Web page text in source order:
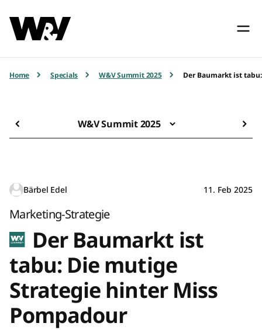
Home Specials W&V Summit 2025 Der Baumarkt ist
W&V Summit 2025
Bärbel Edel 11. Feb 2025
Marketing-Strategie
Der Baumarkt ist
tabu: Die mutige
Strategie hinter Miss
Pompadour